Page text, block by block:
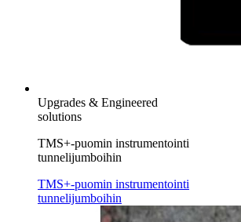
Upgrades & Engineered
solutions
TMS+-puomin instrumentointi
tunnelijumboihin
TMS+-puomin instrumentointi
tunnelijumboihin